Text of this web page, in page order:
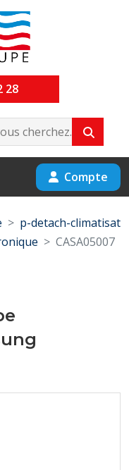
28
Compte
p-detach-climatisat
CASA05007